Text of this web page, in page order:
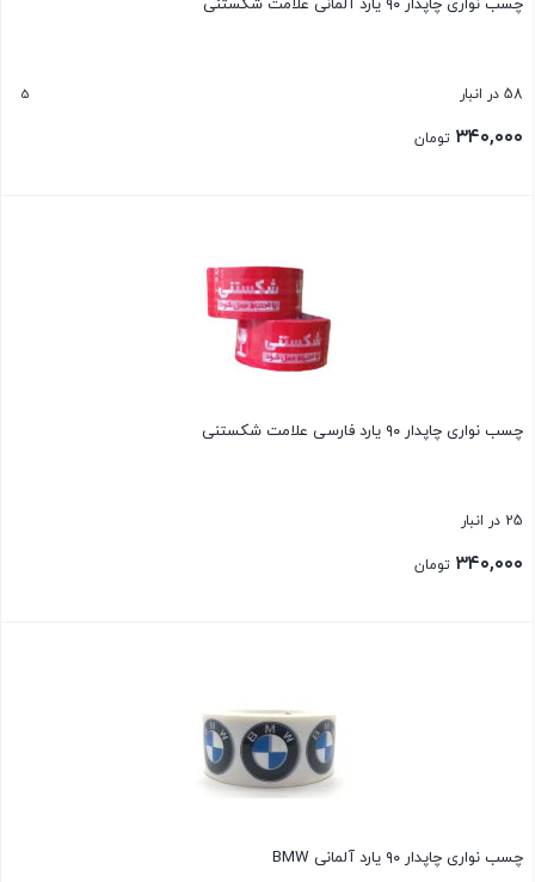
چسب نواری چاپدار ۹۰ یارد آلمانی علامت شکستنی
58 در انبار 5
۳۴۰,۰۰۰ تومان
چسب نواری چاپدار ۹۰ یارد فارسی علامت شکستنی
25 در انبار
۳۴۰,۰۰۰ تومان
چسب نواری چاپدار ۹۰ یارد آلمانی BMW